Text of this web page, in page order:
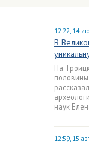
12:22, 14
В
На
наук
12:59, 15